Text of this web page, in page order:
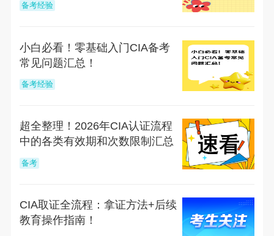
备考经验
小白必看！零基础入门CIA备考
常见问题汇总！
备考经验
超全整理！2026年CIA认证流程
中的各类有效期和次数限制汇总
备考
CIA取证全流程：拿证方法+后续
教育操作指南！